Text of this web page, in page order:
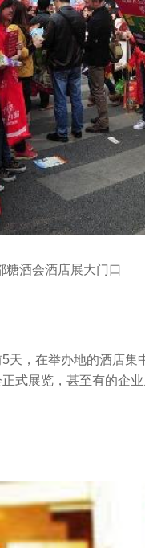
糖酒会酒店展大门口
天，在举办地的酒店
式展览，甚至有的企